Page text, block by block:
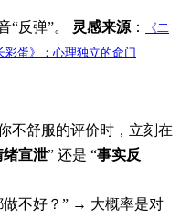
“反弹”。 灵感来源 ：
《二
彩蛋》：心理独立的命门
不舒服的评价时，立刻在
绪宣泄” 还是 “事实反
做不好？” → 大概率是对